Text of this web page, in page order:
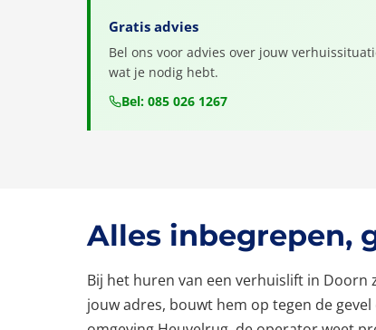
Gratis advies
Bel ons voor advies over jouw
wat je nodig hebt.
Bel: 085 026 1267
Alles inbegrepen,
Bij het huren van een verhuislift in
jouw adres, bouwt hem op tegen de